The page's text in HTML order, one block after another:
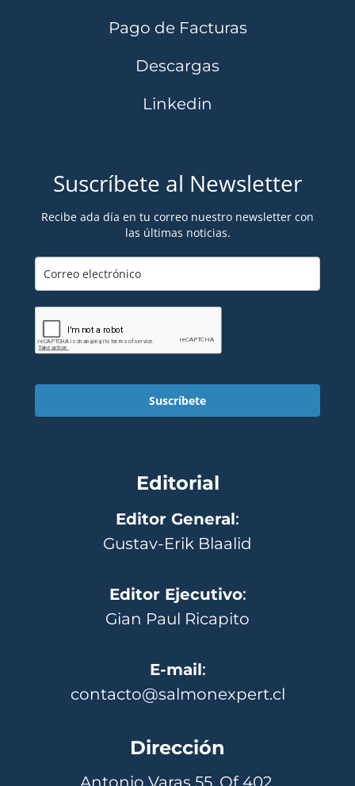
Pago de Facturas
Descargas
Linkedin
Suscríbete al Newsletter
Recibe ada día en tu correo nuestro newsletter con
las últimas noticias.
Suscríbete
Editorial
Editor General:
Gustav-Erik Blaalid
Editor Ejecutivo:
Gian Paul Ricapito
E-mail:
contacto@salmonexpert.cl
Dirección